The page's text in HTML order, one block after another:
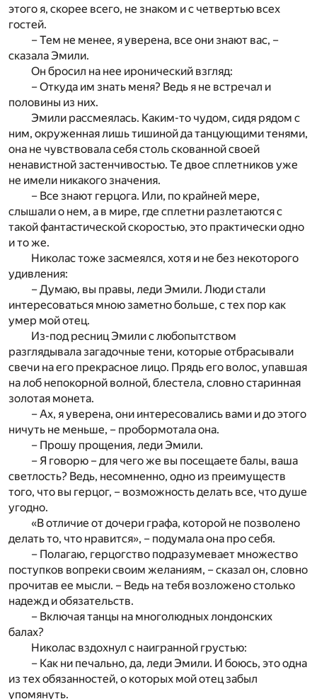
этого я, скорее всего, не знаком и с четвертью всех
гостей.
– Тем не менее, я уверена, все они знают вас, –
сказала Эмили.
Он бросил на нее иронический взгляд:
– Откуда им знать меня? Ведь я не встречал и
половины из них.
Эмили рассмеялась. Каким-то чудом, сидя рядом с
ним, окруженная лишь тишиной да танцующими тенями,
она не чувствовала себя столь скованной своей
ненавистной застенчивостью. Те двое сплетников уже
не имели никакого значения.
– Все знают герцога. Или, по крайней мере,
слышали о нем, а в мире, где сплетни разлетаются с
такой фантастической скоростью, это практически одно
и то же.
Николас тоже засмеялся, хотя и не без некоторого
удивления:
– Думаю, вы правы, леди Эмили. Люди стали
интересоваться мною заметно больше, с тех пор как
умер мой отец.
Из-под ресниц Эмили с любопытством
разглядывала загадочные тени, которые отбрасывали
свечи на его прекрасное лицо. Прядь его волос, упавшая
на лоб непокорной волной, блестела, словно старинная
золотая монета.
– Ах, я уверена, они интересовались вами и до этого
ничуть не меньше, – пробормотала она.
– Прошу прощения, леди Эмили.
– Я говорю – для чего же вы посещаете балы, ваша
светлость? Ведь, несомненно, одно из преимуществ
того, что вы герцог, – возможность делать все, что душе
угодно.
«В отличие от дочери графа, которой не позволено
делать то, что нравится», – подумала она про себя.
– Полагаю, герцогство подразумевает множество
поступков вопреки своим желаниям, – сказал он, словно
прочитав ее мысли. – Ведь на тебя возложено столько
надежд и обязательств.
– Включая танцы на многолюдных лондонских
балах?
Николас вздохнул с наигранной грустью:
– Как ни печально, да, леди Эмили. И боюсь, это одна
из тех обязанностей, о которых мой отец забыл
упомянуть.